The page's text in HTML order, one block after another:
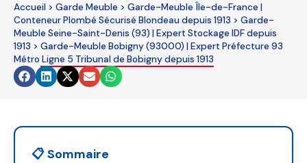
be
left
blank
Accueil > Garde Meuble > Garde-Meuble Île-de-France |
Conteneur Plombé Sécurisé Blondeau depuis 1913 > Garde-
Meuble Seine-Saint-Denis (93) | Expert Stockage IDF depuis
1913 > Garde-Meuble Bobigny (93000) | Expert Préfecture 93
Métro Ligne 5 Tribunal de Bobigny depuis 1913
📋 Sommaire